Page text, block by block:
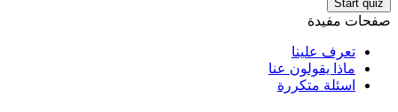
صفحات مفيدة
تعرف علينا
ماذا يقولون عنا
اسئلة متكررة